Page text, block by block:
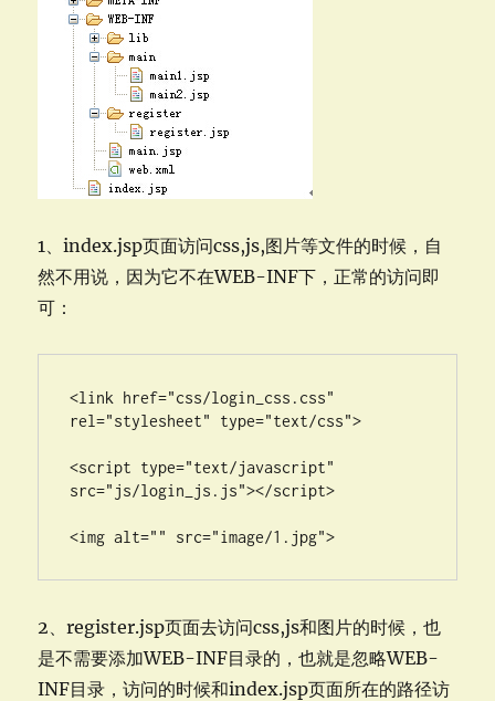
1、index.jsp页面访问css,js,图片等文件的时候，自
然不用说，因为它不在WEB-INF下，正常的访问即
可：
<link href="css/login_css.css"
rel="stylesheet" type="text/css">
<script type="text/javascript"
src="js/login_js.js"></script>
2、register.jsp页面去访问css,js和图片的时候，也
是不需要添加WEB-INF目录的，也就是忽略WEB-
INF目录，访问的时候和index.jsp页面所在的路径访